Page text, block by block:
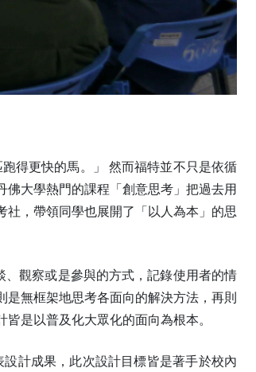
得更快的馬。」 然而福特並不只是依循
大學熱門的課程「創意思考」把過去用
，帶領同學也展開了「以人為本」的思
觀察或是參與的方式，記錄使用者的情
無框架地思考各面向的解決方法，再則
是以普及化大眾化的面向為根本。
計成果，此次設計目標皆是著手於校內